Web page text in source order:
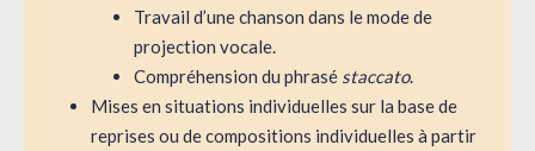
Travail d’une chanson dans le mode de
projection vocale.
Compréhension du phrasé staccato.
Mises en situations individuelles sur la base de
reprises ou de compositions individuelles à partir